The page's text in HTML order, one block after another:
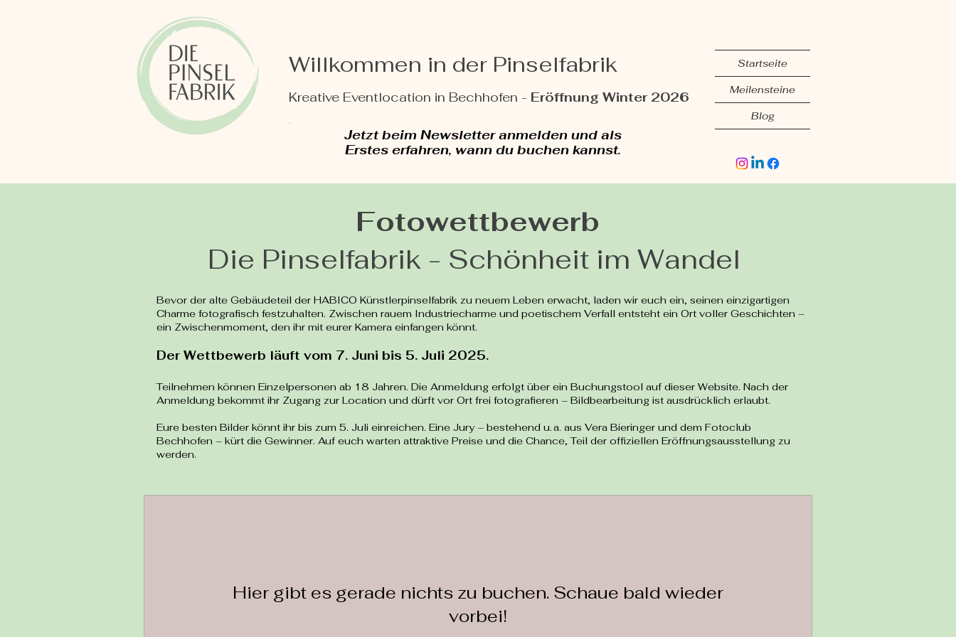
Willkommen in der Pinselfabrik
Kreative Eventlocation in Bechhofen - Eröffnung Winter 2026
Jetzt beim Newsletter anmelden und als
Erstes erfahren, wann du buchen kannst.
Startseite
Meilensteine
Blog
Fotowettbewerb
Die Pinselfabrik - Schönheit im Wandel
Bevor der alte Gebäudeteil der HABICO Künstlerpinselfabrik zu neuem Leben erwacht, laden wir euch ein, seinen einzigartigen
Charme fotografisch festzuhalten. Zwischen rauem Industriecharme und poetischem Verfall entsteht ein Ort voller Geschichten –
ein Zwischenmoment, den ihr mit eurer Kamera einfangen könnt.
Der Wettbewerb läuft vom 7. Juni bis 5. Juli 2025.
Teilnehmen können Einzelpersonen ab 18 Jahren. Die Anmeldung erfolgt über ein Buchungstool auf dieser Website. Nach der
Anmeldung bekommt ihr Zugang zur Location und dürft vor Ort frei fotografieren – Bildbearbeitung ist ausdrücklich erlaubt.
Eure besten Bilder könnt ihr bis zum 5. Juli einreichen. Eine Jury – bestehend u. a. aus Vera Bieringer und dem Fotoclub
Bechhofen – kürt die Gewinner. Auf euch warten attraktive Preise und die Chance, Teil der offiziellen Eröffnungsausstellung zu
werden.
Hier gibt es gerade nichts zu buchen. Schaue bald wieder
vorbei!